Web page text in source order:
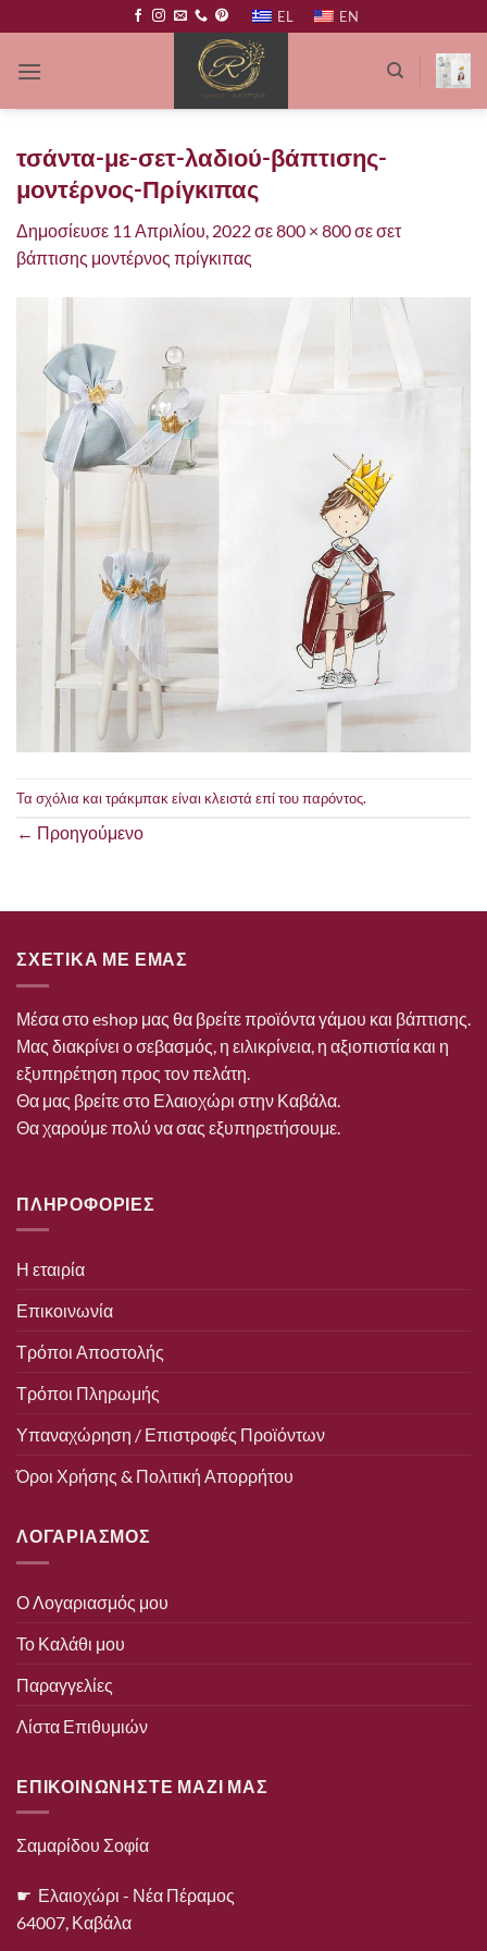
στο
περιεχόμενο
EL EN
τσάντα-με-σετ-λαδιού-βάπτισης-
μοντέρνος-Πρίγκιπας
Δημοσίευσε 11 Απριλίου, 2022σε800 × 800σεσετ
βάπτισης μοντέρνος πρίγκιπας
Τα σχόλια και τράκμπακ είναι κλειστά επί του παρόντος.
← Προηγούμενο
ΣΧΕΤΙΚΑ ΜΕ ΕΜΑΣ
Μέσα στο eshop μας θα βρείτε προϊόντα γάμου και βάπτισης.
Μας διακρίνει ο σεβασμός, η ειλικρίνεια, η αξιοπιστία και η
εξυπηρέτηση προς τον πελάτη.
Θα μας βρείτε στο Ελαιοχώρι στην Καβάλα.
Θα χαρούμε πολύ να σας εξυπηρετήσουμε.
ΠΛΗΡΟΦΟΡΙΕΣ
Η εταιρία
Επικοινωνία
Τρόποι Αποστολής
Τρόποι Πληρωμής
Υπαναχώρηση / Επιστροφές Προϊόντων
Όροι Χρήσης & Πολιτική Απορρήτου
ΛΟΓΑΡΙΑΣΜΟΣ
Ο Λογαριασμός μου
Το Καλάθι μου
Παραγγελίες
Λίστα Επιθυμιών
ΕΠΙΚΟΙΝΩΝΗΣΤΕ ΜΑΖΙ ΜΑΣ
Σαμαρίδου Σοφία
☛ Ελαιοχώρι - Νέα Πέραμος
64007, Καβάλα